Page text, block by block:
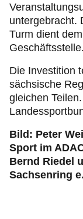
untergebracht.
Turm dient
Geschäftsstelle.
Die Investition
sächsische
gleichen
Bild: Peter
Sport im
Bernd Riedel
Sachsenring